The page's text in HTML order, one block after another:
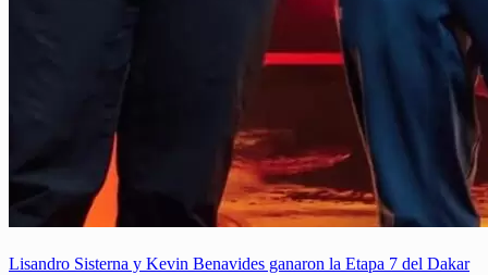
Lisandro Sisterna y Kevin Benavides ganaron la Etapa 7 del Dakar